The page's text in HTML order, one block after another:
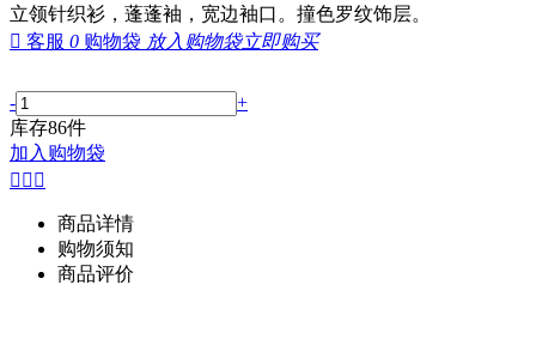
立领针织衫，蓬蓬袖，宽边袖口。撞色罗纹饰层。
 客服 0 购物袋 放入购物袋立即购买
-
+
库存86件
加入购物袋
  
商品详情
购物须知
商品评价